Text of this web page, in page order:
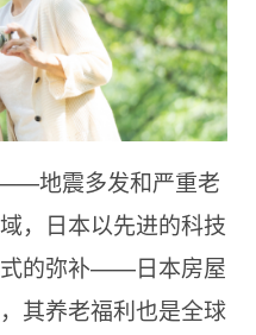
地震多发和严重老
，日本以先进的科技
的弥补——日本房屋
其养老福利也是全球